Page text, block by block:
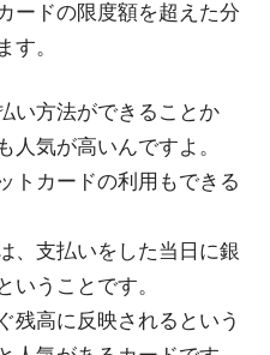
ードの限度額を超えた分
す。
い方法ができることか
人気が高いんですよ。
トカードの利用もできる
、支払いをした当日に銀
いうことです。
残高に反映されるという